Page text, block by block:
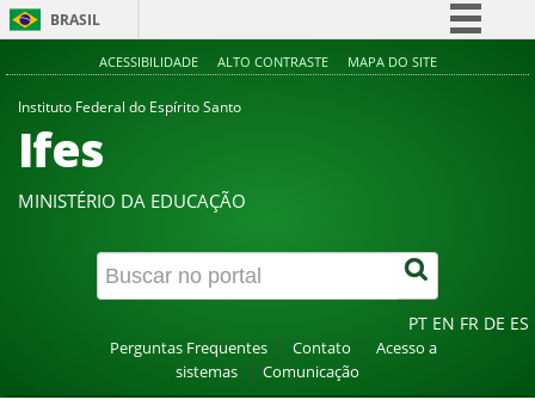
BRASIL
Simplifique!
Canais
ACESSIBILIDADE ALTO CONTRASTE MAPA DO SITE
Instituto Federal do Espírito Santo
Ifes
MINISTÉRIO DA EDUCAÇÃO
PT EN FR DE ES
Perguntas Frequentes Contato
Acesso a
sistemas
Comunicação